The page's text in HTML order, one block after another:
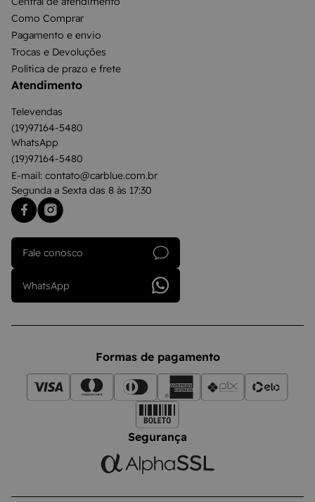
Como Comprar
Pagamento e envio
Trocas e Devoluções
Política de prazo e frete
Atendimento
Televendas
(19)97164-5480
WhatsApp
(19)97164-5480
E-mail: contato@carblue.com.br
Segunda a Sexta das 8 às 17:30
Fale conosco
WhatsApp
Formas de pagamento
Segurança